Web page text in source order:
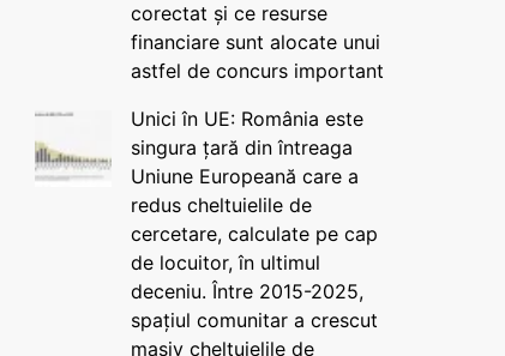
corectat și ce resurse
financiare sunt alocate unui
astfel de concurs important
Unici în UE: România este
singura țară din întreaga
Uniune Europeană care a
redus cheltuielile de
cercetare, calculate pe cap
de locuitor, în ultimul
deceniu. Între 2015-2025,
spațiul comunitar a crescut
masiv cheltuielile de